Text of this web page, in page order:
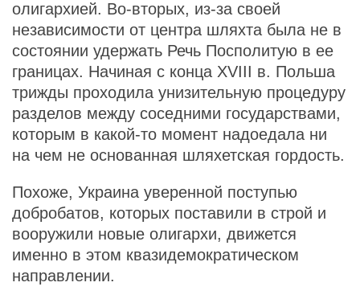
олигархией. Во-вторых, из-за своей
независимости от центра шляхта была не в
состоянии удержать Речь Посполитую в ее
границах. Начиная с конца XVIII в. Польша
трижды проходила унизительную процедуру
разделов между соседними государствами,
которым в какой-то момент надоедала ни
на чем не основанная шляхетская гордость.
Похоже, Украина уверенной поступью
добробатов, которых поставили в строй и
вооружили новые олигархи, движется
именно в этом квазидемократическом
направлении.